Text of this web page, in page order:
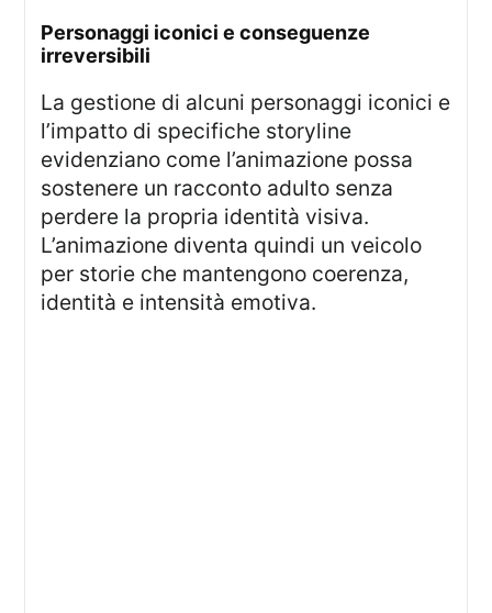
personaggi iconici e conseguenze
irreversibili
La gestione di alcuni personaggi iconici e
l’impatto di specifiche storyline
evidenziano come l’animazione possa
sostenere un racconto adulto senza
perdere la propria identità visiva.
L’animazione diventa quindi un veicolo
per storie che mantengono coerenza,
identità e intensità emotiva.